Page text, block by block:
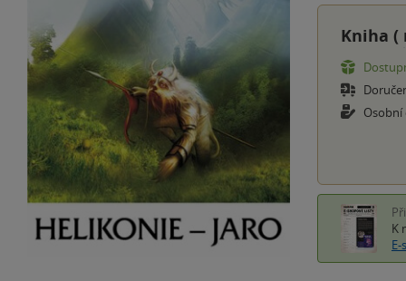
Kniha (
K